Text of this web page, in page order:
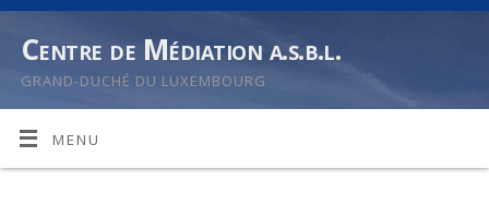
Centre de Médiation a.s.b.l.
GRAND-DUCHÉ DU LUXEMBOURG
MENU